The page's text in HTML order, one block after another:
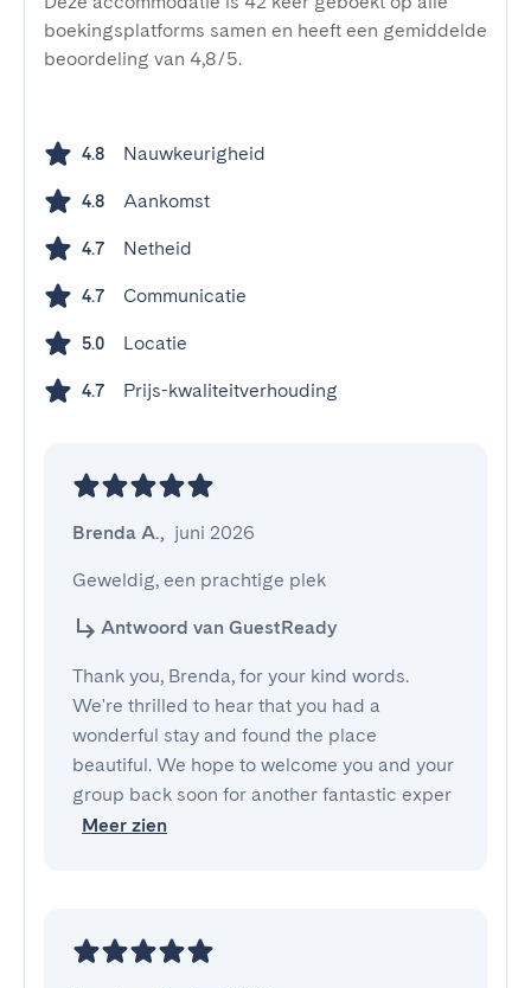
boekingsplatforms samen en heeft een gemiddelde
beoordeling van 4,8/5.
4.8 Nauwkeurigheid
4.8 Aankomst
4.7 Netheid
4.7 Communicatie
5.0 Locatie
4.7 Prijs-kwaliteitverhouding
Brenda A., juni 2026
Geweldig, een prachtige plek
Antwoord van GuestReady
Thank you, Brenda, for your kind words.
We're thrilled to hear that you had a
wonderful stay and found the place
beautiful. We hope to welcome you and your
group back soon for another fantastic exper
Meer zien